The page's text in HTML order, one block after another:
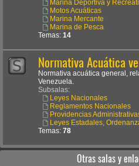
Marina Deportiva y
Motos Acuáticas
Marina Mercante
Marina de Pesca
Temas: 14
Normativa Acuática
Normativa acuática general,
Venezuela.
Subsalas:
Leyes Nacionales
Reglamentos Nacionales
Providencias
Leyes Estadales,
Temas: 78
Otras salas y